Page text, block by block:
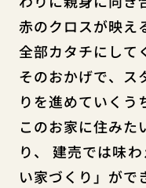
赤のクロスが映え
全部カタチにして
そのおかげで、ス
りを進めていくう
このお家に住みた
り、
建売では味
い家づくり」がで